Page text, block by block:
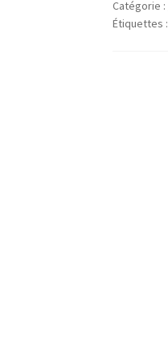
Catégorie :
Étiquettes :